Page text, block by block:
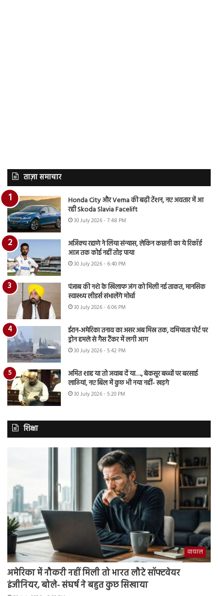
ताज़ा समाचार
Honda City और Verna की बढ़ी टेंशन, नए अवतार में आ
रही Skoda Slavia Facelift
30 July 2026 - 7:48 PM
अजिंक्य रहाणे ने लिया संन्यास, लेकिन कप्तानी का ये रिकॉर्ड
आज तक कोई नहीं तोड़ पाया
30 July 2026 - 6:40 PM
पंजाब की नशे के खिलाफ जंग को मिली नई ताकत, मानसिक
स्वास्थ्य लीडर्स संभालेंगे मोर्चा
30 July 2026 - 6:06 PM
ईरान-अमेरिका तनाव का असर अब मिस्र तक, दमियाता पोर्ट पर
ड्रोन हमले से गैस टैंकर में लगी आग
30 July 2026 - 5:42 PM
अमित शाह या तो जवाब दें या…., बेकसूर बच्चों पर बरसाई
लाठियां, नए बिल में कुछ भी नया नहीं- खड़गे
30 July 2026 - 5:20 PM
शिक्षा
वायरल
अमेरिका में नौकरी नहीं मिली तो भारत लौटे सॉफ्टवेयर
इंजीनियर, बोले- संघर्ष ने बहुत कुछ सिखाया